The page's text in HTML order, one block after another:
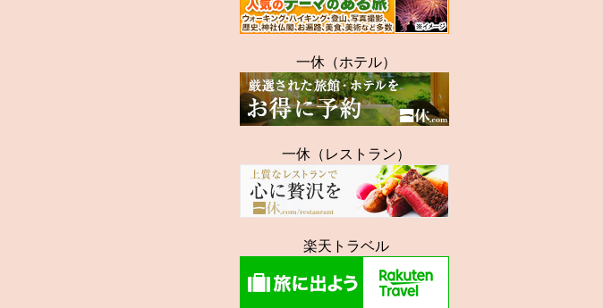
一休（ホテル）
一休（レストラン）
楽天トラベル